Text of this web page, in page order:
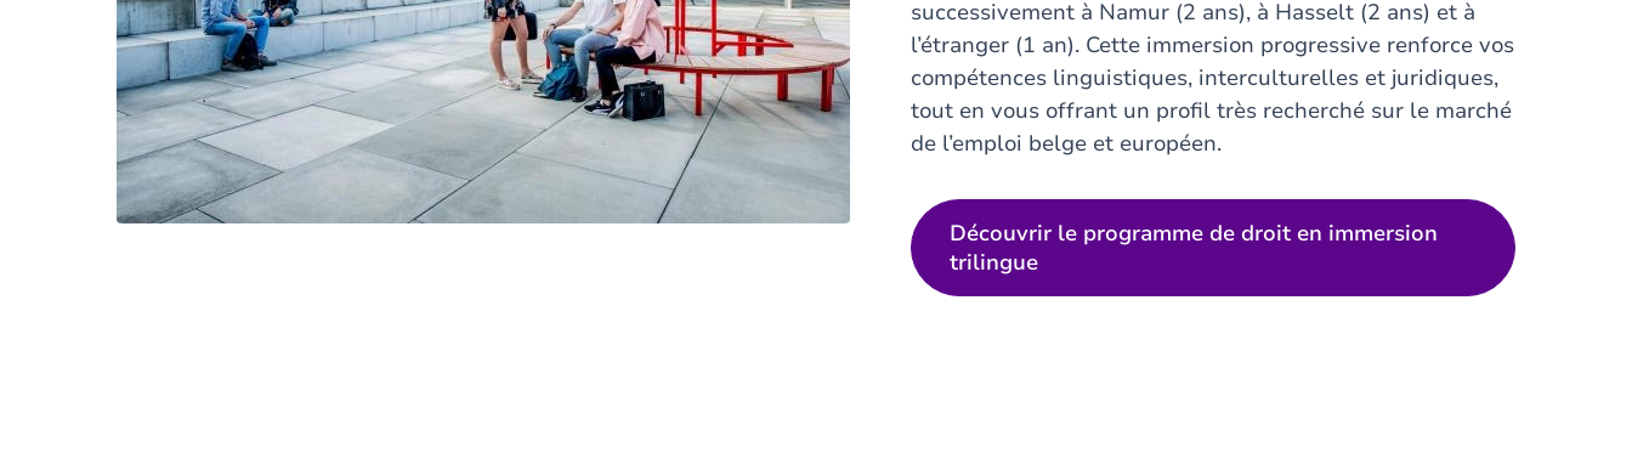
successivement à Namur (2 ans), à Hasselt (2 ans) et à
l’étranger (1 an). Cette immersion progressive renforce vos
compétences linguistiques, interculturelles et juridiques,
tout en vous offrant un profil très recherché sur le marché
de l’emploi belge et européen.
Découvrir le programme de droit en immersion
trilingue